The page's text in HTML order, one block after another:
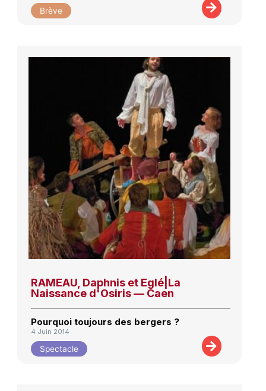
Brève
RAMEAU, Daphnis et Eglé|La
Naissance d'Osiris — Caen
Pourquoi toujours des bergers ?
4 Juin 2014
Spectacle